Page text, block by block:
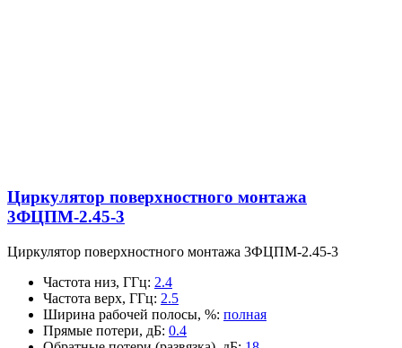
Циркулятор поверхностного монтажа
3ФЦПМ-2.45-3
Циркулятор поверхностного монтажа 3ФЦПМ-2.45-3
Частота низ, ГГц: 2.4
Частота верх, ГГц: 2.5
Ширина рабочей полосы, %: полная
Прямые потери, дБ: 0.4